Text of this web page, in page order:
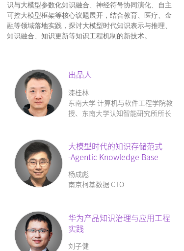
识与大模型参数化知识融合、神经符号协同演化、自主
可控大模型框架等核心议题展开，结合教育、医疗、金
融等领域落地实践，探讨大模型时代知识表示与推理、
知识融合、知识更新等知识工程机制的新技术。
出品人
漆桂林
东南大学 计算机与软件工程学院教
授、东南大学认知智能研究所所长
大模型时代的知识存储范式
-Agentic Knowledge Base
杨成彪
南京柯基数据 CTO
华为产品知识治理与应用工程
实践
刘子健